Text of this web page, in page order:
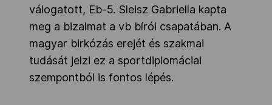
válogatott, Eb-5. Sleisz Gabriella kapta
meg a bizalmat a vb bírói csapatában. A
magyar birkózás erejét és szakmai
tudását jelzi ez a sportdiplomáciai
szempontból is fontos lépés.